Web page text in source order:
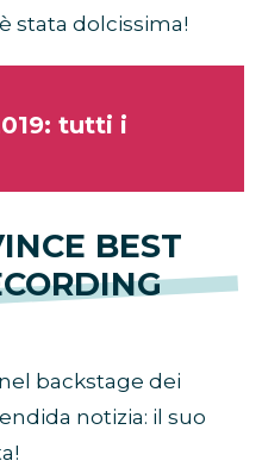
stata dolcissima!
tutti i
BEST
backstage dei
notizia: il suo